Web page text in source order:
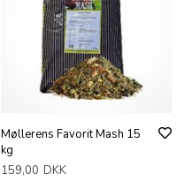
Møllerens Favorit Mash 15
kg
159,00 DKK